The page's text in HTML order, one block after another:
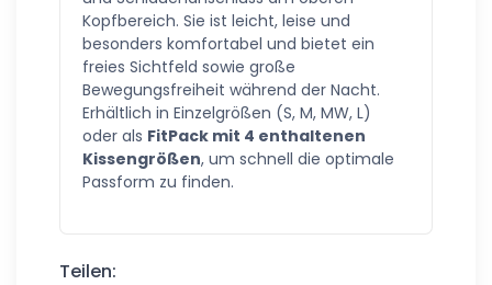
Kopfbereich. Sie ist leicht, leise und
besonders komfortabel und bietet ein
freies Sichtfeld sowie große
Bewegungsfreiheit während der Nacht.
Erhältlich in Einzelgrößen (S, M, MW, L)
oder als FitPack mit 4 enthaltenen
Kissengrößen, um schnell die optimale
Passform zu finden.
Teilen: